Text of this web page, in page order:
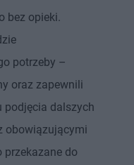
bez opieki.
potrzeby –
oraz zapewnili
podjęcia dalszych
obowiązującymi
przekazane do